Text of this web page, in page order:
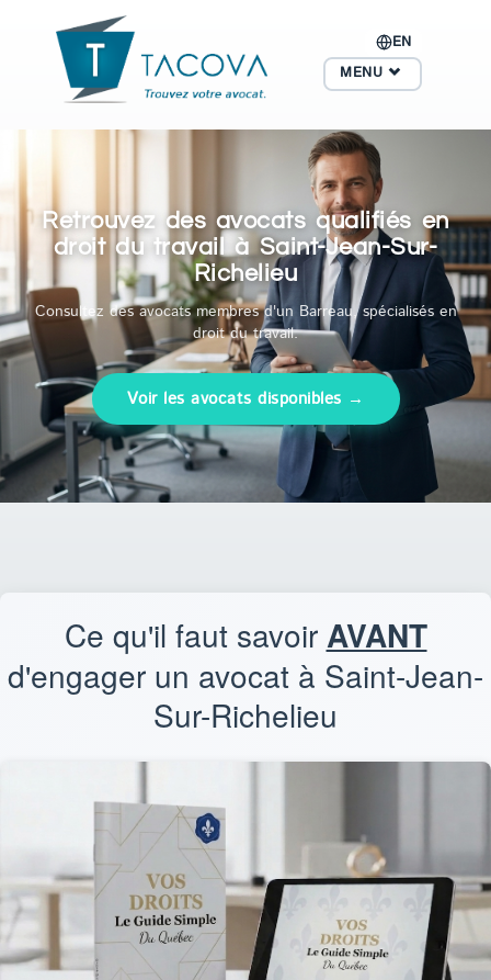
EN
MENU
Retrouvez des avocats qualifiés en
droit du travail à Saint-Jean-Sur-
Richelieu
Consultez des avocats membres d'un Barreau, spécialisés en
droit du travail.
Voir les avocats disponibles →
Ce qu'il faut savoir AVANT
d'engager un avocat à Saint-Jean-
Sur-Richelieu